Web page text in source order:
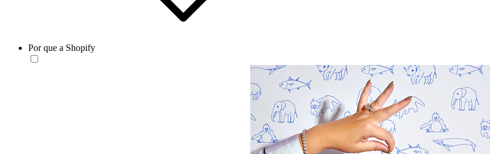
Por que a Shopify